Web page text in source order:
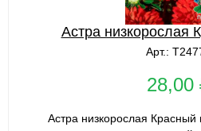
Астра низкорослая
Арт.:
28,00
Астра низкорослая